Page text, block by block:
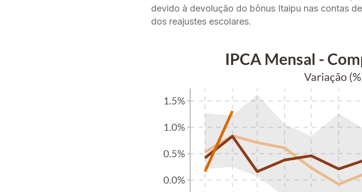
devido à devolução do bônus Itaipu nas contas
dos reajustes escolares.